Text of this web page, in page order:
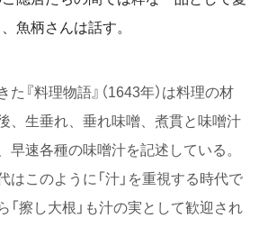
魚柄さんは話す。
『料理物語』（1643年）は料理の材
、生垂れ、垂れ味噌、煮貫と味噌汁
早速各種の味噌汁を記述している。
代はこのように「汁」を重視する時代で
「擦し大根」も汁の実として歓迎され